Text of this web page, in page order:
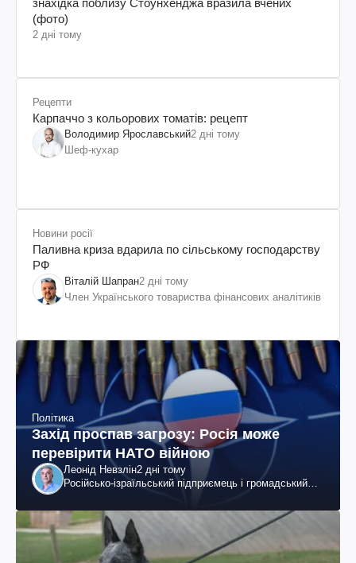
знахідка поблизу Стоунхенджа вразила вчених
(фото)
2 дні тому
Рецепти
Карпаччо з кольорових томатів: рецепт
Володимир Ярославський2 дні тому
Шеф-кухар
Новини росії
Паливна криза вдарила по сільському господарству
РФ
Віталій Шапран2 дні тому
Член Українського товариства фінансових аналітиків
Політика
Захід проспав загрозу: Росія може
перевірити НАТО війною
Леонід Невзлін2 дні тому
Російсько-ізраїльський підприємець і громадський